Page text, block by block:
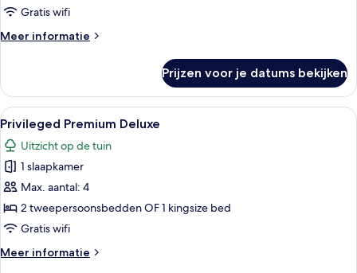
Gratis wifi
Meer informatie
Meer
kamer
Prijzen voor je datums bekijken
Alle
foto's
voor
Privileged
Premium
Deluxe
laden
Een hotelkamer met twee bedden,
6
Privileged Premium Deluxe
Uitzicht op de tuin
1 slaapkamer
Max. aantal: 4
2 tweepersoonsbedden OF 1 kingsize bed
Gratis wifi
Meer informatie
Meer